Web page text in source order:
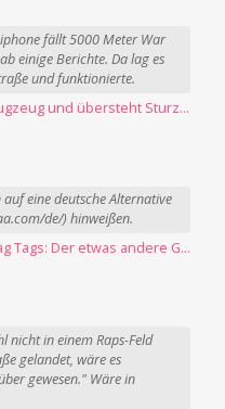
fällt 5000 Meter War
einige Berichte. Da lag es
und funktionierte.
→ iPhone fällt aus Flugzeug und übersteht Sturz unbeschadet
eine deutsche Alternative
de/) hinweißen.
→ Pebblebee Link Bag Tags: Der etwas andere Gepäck-Tracker
nicht in einem Raps-Feld
gelandet, wäre es
gewesen." Wäre in